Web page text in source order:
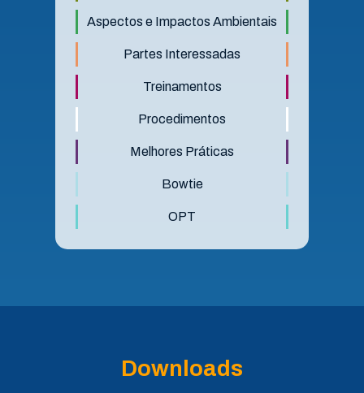
Aspectos e Impactos Ambientais
Partes Interessadas
Treinamentos
Procedimentos
Melhores Práticas
Bowtie
OPT
Downloads